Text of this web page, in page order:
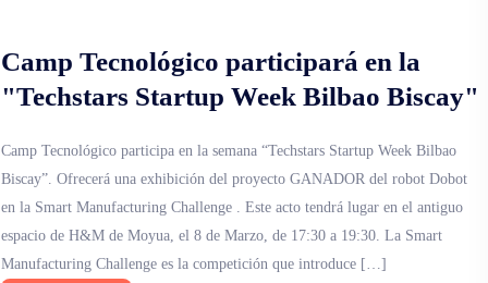
Camp Tecnológico participará en la
"Techstars Startup Week Bilbao Biscay"
Camp Tecnológico participa en la semana “Techstars Startup Week Bilbao
Biscay”. Ofrecerá una exhibición del proyecto GANADOR del robot Dobot
en la Smart Manufacturing Challenge . Este acto tendrá lugar en el antiguo
espacio de H&M de Moyua, el 8 de Marzo, de 17:30 a 19:30. La Smart
Manufacturing Challenge es la competición que introduce […]